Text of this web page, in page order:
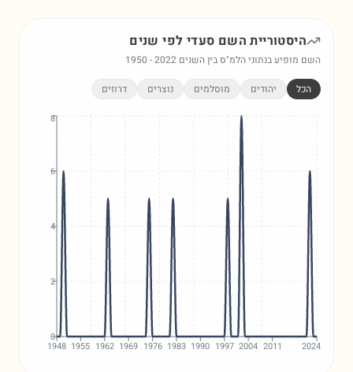
היסטוריית השם סעדי לפי שנים
השם מופיע בנתוני הלמ"ס בין השנים 1950 -2022
הכל יהודים מוסלמים נוצרים דרוזים
1948 1955 1962 1969 1976 1983 1990 1997 2004 2011 2024
0
2
4
6
8